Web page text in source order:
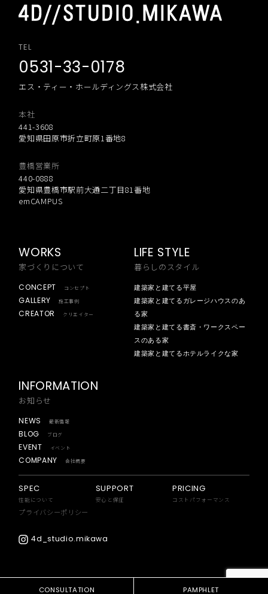
TEL
0531-33-0178
エス・ティー・ホールディングス株式会社
本社
441-3608
愛知県田原市折立町原1番地8
豊橋営業所
440-0888
愛知県豊橋市駅前大通二丁目81番地
emCAMPUS
WORKS
家づくりについて
CONCEPT コンセプト
GALLERY 施工事例
CREATOR クリエイター
LIFE STYLE
暮らしのスタイル
建築家と建てる平屋
建築家と建てるガレージハウスのあ
る家
建築家と建てる書斎・ワークスペー
スのある家
建築家と建てるホテルライクな家
INFORMATION
お知らせ
NEWS 最新情報
BLOG ブログ
EVENT イベント
COMPANY 会社概要
4d_studio.mikawa
SPEC
性能について
SUPPORT
安心と保証
PRICING
コストパフォーマンス
プライバシーポリシー
CONSULTATION PAMPHLET